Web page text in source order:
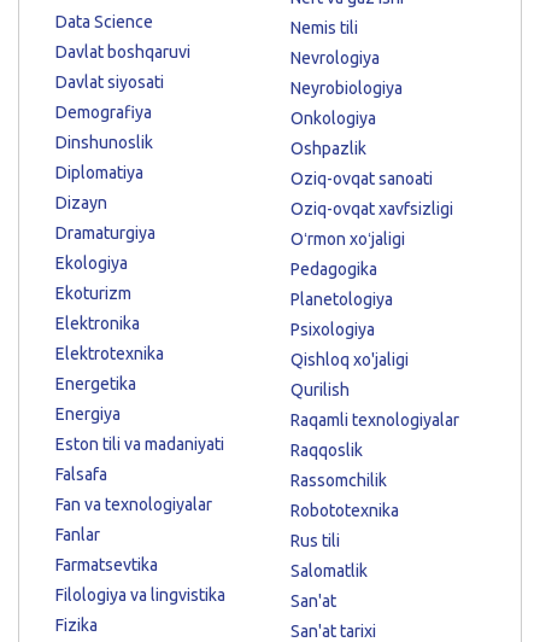
Data Science
Davlat boshqaruvi
Davlat siyosati
Demografiya
Dinshunoslik
Diplomatiya
Dizayn
Dramaturgiya
Ekologiya
Ekoturizm
Elektronika
Elektrotexnika
Energetika
Energiya
Eston tili va madaniyati
Falsafa
Fan va texnologiyalar
Fanlar
Farmatsevtika
Filologiya va lingvistika
Fizika
Nemis tili
Nevrologiya
Neyrobiologiya
Onkologiya
Oshpazlik
Oziq-ovqat sanoati
Oziq-ovqat xavfsizligi
Oʻrmon xoʻjaligi
Pedagogika
Planetologiya
Psixologiya
Qishloq xo'jaligi
Qurilish
Raqamli texnologiyalar
Raqqoslik
Rassomchilik
Robototexnika
Rus tili
Salomatlik
San'at
San'at tarixi